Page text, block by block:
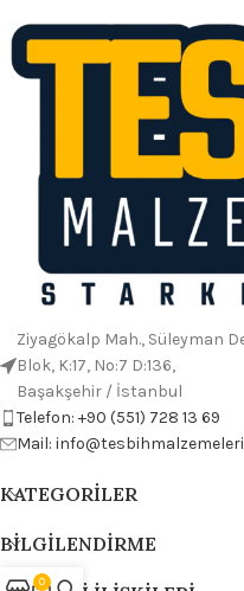
Ziyagökalp Mah., Süleyman
Blok, K:17, No:7 D:136,
Başakşehir / İstanbul
Telefon: +90 (551) 728 13 69
Mail:
KATEGORILER
BILGILENDIRME
0